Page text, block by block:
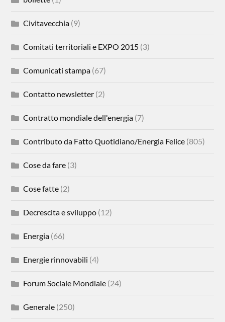
Civitavecchia (9)
Comitati territoriali e EXPO 2015 (3)
Comunicati stampa (67)
Contatto newsletter (2)
Contratto mondiale dell'energia (7)
Contributo da Fatto Quotidiano/Energia Felice (805)
Cose da fare (3)
Cose fatte (2)
Decrescita e sviluppo (12)
Energia (66)
Energie rinnovabili (4)
Forum Sociale Mondiale (24)
Generale (250)